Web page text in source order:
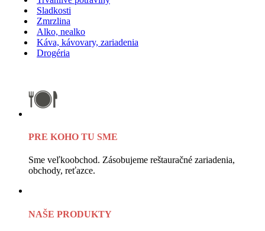
Sladkosti
Zmrzlina
Alko, nealko
Káva, kávovary, zariadenia
Drogéria
PRE KOHO TU SME
Sme veľkoobchod. Zásobujeme reštauračné zariadenia,
obchody, reťazce.
NAŠE PRODUKTY